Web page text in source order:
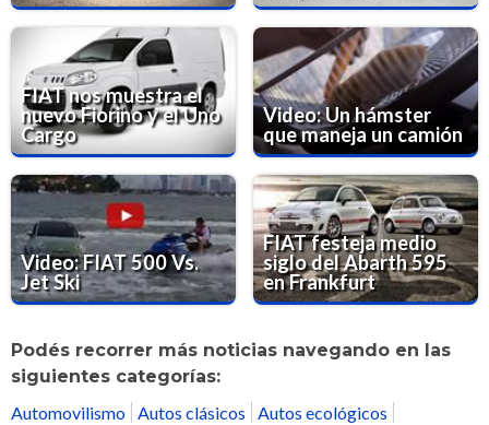
FIAT nos muestra el
nuevo Fiorino y el Uno
Cargo
Video: Un hámster
que maneja un camión
Video: FIAT 500 Vs.
Jet Ski
FIAT festeja medio
siglo del Abarth 595
en Frankfurt
Podés recorrer más noticias navegando en las
siguientes categorías:
Automovilismo Autos clásicos
Autos ecológicos